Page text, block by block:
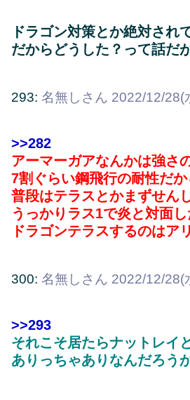
ドラゴン対策とか絶対され
だからどうした？って話だ
293: 名無しさん 2022/12/28(
>>282
アーマーガアなんかは強さ
7割ぐらい鋼飛行の耐性だか
普段はテラスとかまずせんし
うっかりラス1で炎と対面
ドラゴンテラスするのはアリ
300: 名無しさん 2022/12/28(
>>293
それこそ居たらナットレイ
ありっちゃありなんだろう